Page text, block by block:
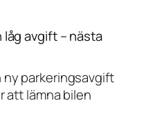
avgift – nästa
ny parkeringsavgift
att lämna bilen